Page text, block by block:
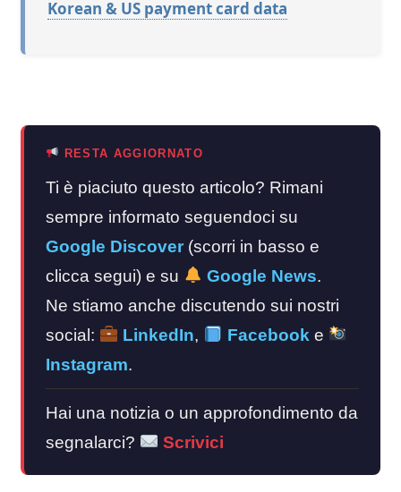
Korean & US payment card data
RESTA AGGIORNATO
Ti è piaciuto questo articolo? Rimani
sempre informato seguendoci su
Google Discover (scorri in basso e
clicca segui) e su
Google News.
Ne stiamo anche discutendo sui nostri
social:
LinkedIn, Facebook e
Instagram.
Hai una notizia o un approfondimento da
segnalarci?
Scrivici